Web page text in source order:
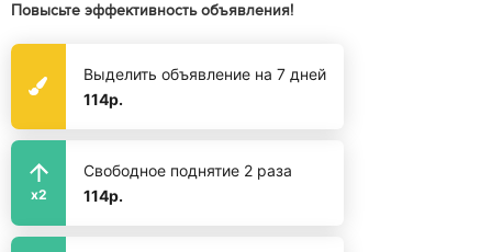
Повысьте эффективность объявления!
Выделить объявление на 7 дней
114р.
x2
Свободное поднятие 2 раза
114р.